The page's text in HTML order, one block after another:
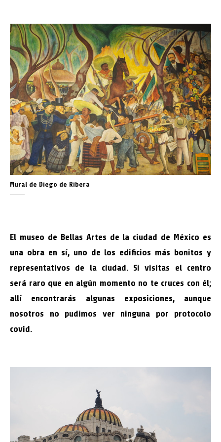
Mural de Diego de Ribera
El museo de Bellas Artes de la ciudad de México es
una obra en sí, uno de los edificios más bonitos y
representativos de la ciudad. Si visitas el centro
será raro que en algún momento no te cruces con él;
allí encontrarás algunas exposiciones, aunque
nosotros no pudimos ver ninguna por protocolo
covid.